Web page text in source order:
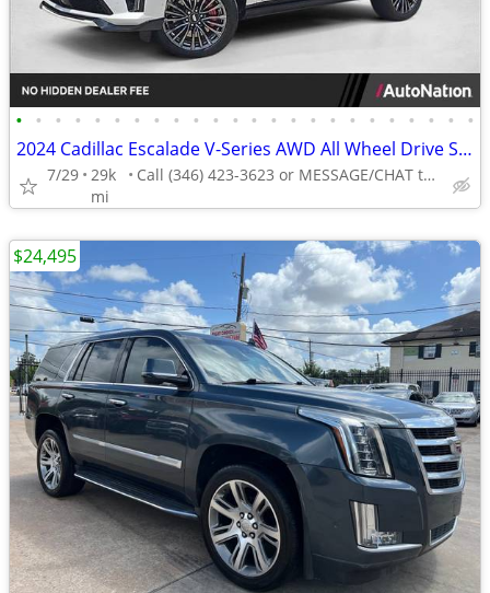
• • • • • • • • • • • • • • • • • • • • • • • •
2024 Cadillac Escalade V-Series AWD All Wheel Drive SUV AUTONATION
7/29 29k
mi
Call (346) 423-3623 or MESSAGE/CHAT to confirm availability
$24,495